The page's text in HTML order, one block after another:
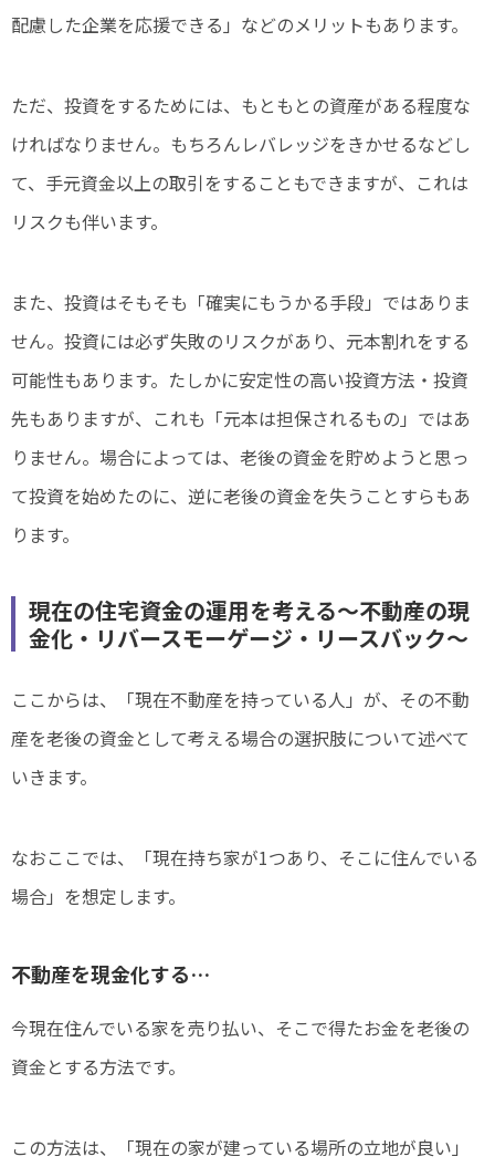
配慮した企業を応援できる」などのメリットもあります。
ただ、投資をするためには、もともとの資産がある程度な
ければなりません。もちろんレバレッジをきかせるなどし
て、手元資金以上の取引をすることもできますが、これは
リスクも伴います。
また、投資はそもそも「確実にもうかる手段」ではありま
せん。投資には必ず失敗のリスクがあり、元本割れをする
可能性もあります。たしかに安定性の高い投資方法・投資
先もありますが、これも「元本は担保されるもの」ではあ
りません。場合によっては、老後の資金を貯めようと思っ
て投資を始めたのに、逆に老後の資金を失うことすらもあ
ります。
現在の住宅資金の運用を考える～不動産の現
金化・リバースモーゲージ・リースバック〜
ここからは、「現在不動産を持っている人」が、その不動
産を老後の資金として考える場合の選択肢について述べて
いきます。
なおここでは、「現在持ち家が1つあり、そこに住んでいる
場合」を想定します。
不動産を現金化する…
今現在住んでいる家を売り払い、そこで得たお金を老後の
資金とする方法です。
この方法は、「現在の家が建っている場所の立地が良い」